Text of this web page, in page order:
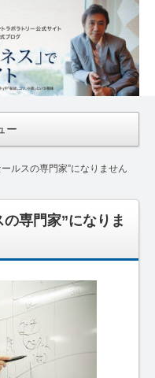
ー
ールスの専門家”になりません
の専門家”になりま